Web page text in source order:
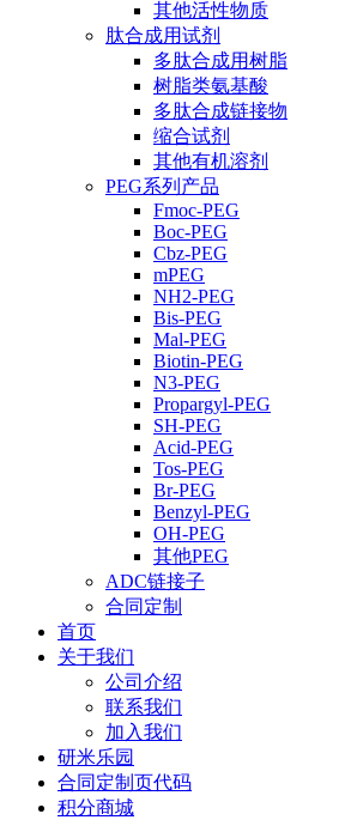
其他活性物质
肽合成用试剂
多肽合成用树脂
树脂类氨基酸
多肽合成链接物
缩合试剂
其他有机溶剂
PEG系列产品
Fmoc-PEG
Boc-PEG
Cbz-PEG
mPEG
NH2-PEG
Bis-PEG
Mal-PEG
Biotin-PEG
N3-PEG
Propargyl-PEG
SH-PEG
Acid-PEG
Tos-PEG
Br-PEG
Benzyl-PEG
OH-PEG
其他PEG
ADC链接子
合同定制
首页
关于我们
公司介绍
联系我们
加入我们
研米乐园
合同定制页代码
积分商城